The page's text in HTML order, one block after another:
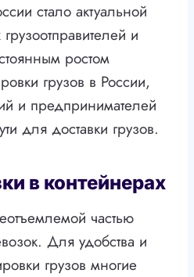
стало актуальной
и
ростом
грузов в России,
и предпринимателей
для доставки грузов.
в контейнерах
частью
Для удобства и
грузов многие